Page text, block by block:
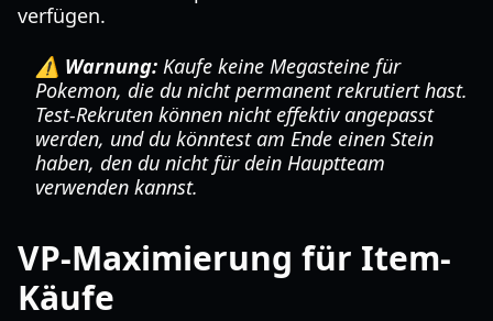
verfügen.
⚠️ Warnung: Kaufe keine Megasteine für
Pokemon, die du nicht permanent rekrutiert hast.
Test-Rekruten können nicht effektiv angepasst
werden, und du könntest am Ende einen Stein
haben, den du nicht für dein Hauptteam
verwenden kannst.
VP-Maximierung für Item-
Käufe